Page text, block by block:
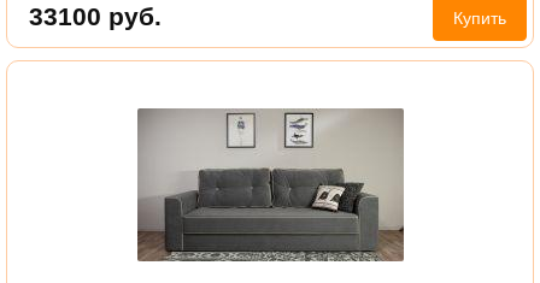
33100 руб. Купить